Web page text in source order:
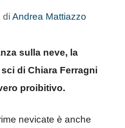
di Andrea Mattiazzo
sulla neve, la
di Chiara Ferragni
proibitivo.
nevicate è anche